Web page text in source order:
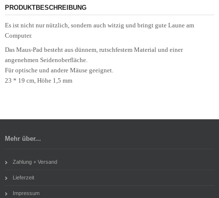
PRODUKTBESCHREIBUNG
Es ist nicht nur nützlich, sondern auch witzig und bringt gute Laune am
Computer.
Das Maus-Pad besteht aus dünnem, rutschfestem Material und einer
angenehmen Seidenoberfläche.
Für optische und andere Mäuse geeignet.
23 * 19 cm, Höhe 1,5 mm
Mehr über...
Zahlung + Versand
Lieferzeit
Impressum